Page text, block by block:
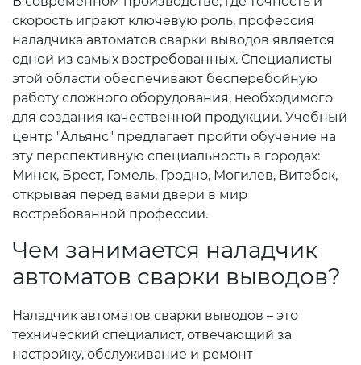
скорость играют ключевую роль, профессия
наладчика автоматов сварки выводов является
одной из самых востребованных. Специалисты
этой области обеспечивают бесперебойную
работу сложного оборудования, необходимого
для создания качественной продукции. Учебный
центр "Альянс" предлагает пройти обучение на
эту перспективную специальность в городах:
Минск, Брест, Гомель, Гродно, Могилев, Витебск,
открывая перед вами двери в мир
востребованной профессии.
Чем занимается наладчик
автоматов сварки выводов?
Наладчик автоматов сварки выводов – это
технический специалист, отвечающий за
настройку, обслуживание и ремонт